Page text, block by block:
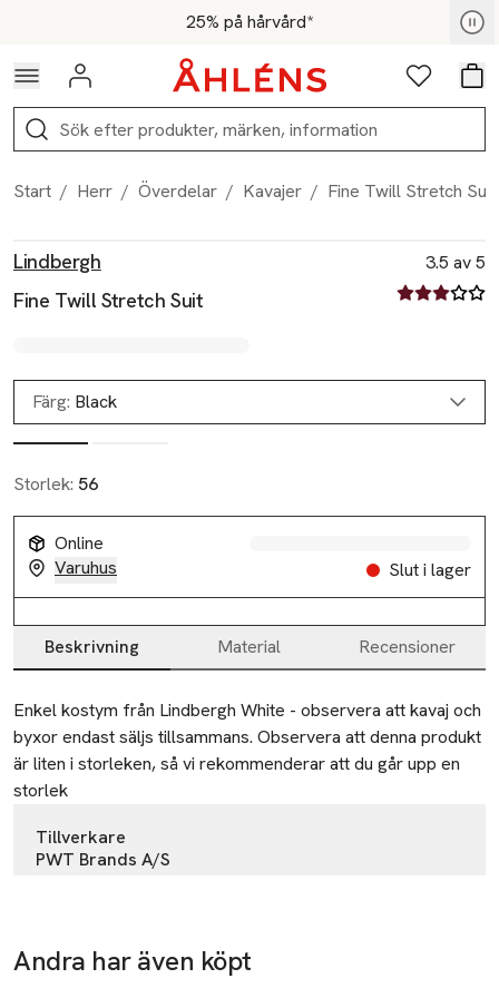
Hoppa till navigationsmenyn25% på hårvård*
För medlemmar - Shoppa nu
Logga in Favoriter
Sök
Start / Herr / Överdelar / Kavajer / Fine Twill Stretch Suit
Lindbergh
Fine Twill Stretch Suit
3.5 av 5
3.5 av fem
Färg: Black
Storlek: 56
Online
Varuhus
Slut i lager
Beskrivning Material Recensioner
Beskrivning
Enkel kostym från Lindbergh White - observera att kavaj och
byxor endast säljs tillsammans. Observera att denna produkt
är liten i storleken, så vi rekommenderar att du går upp en
storlek
Tillverkare
PWT Brands A/S
Denmark
Andra har även köpt